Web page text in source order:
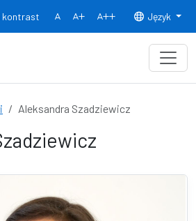
kontrast
Normalny rozmiar czcionki
Rozmiar czcionki 150% Rozmiar
Język
Aleksandra Szadziewicz